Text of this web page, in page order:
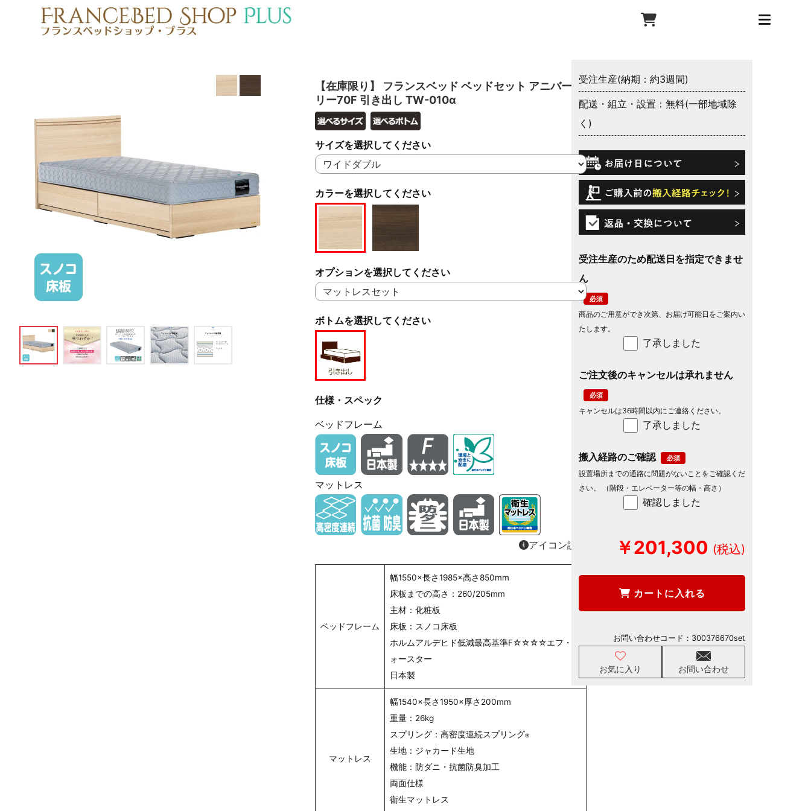
【在庫限り】 フランスベッド ベッドセット アニバーサ
リー70F 引き出し TW-010α
カラーを選択してください
サイズを選択してください
オプションを選択してください
ボトムを選択してください
仕様・スペック
ベッドフレーム
マットレス
アイコン説明
ベッドフレーム
幅1550×長さ1985×高さ850mm
床板までの高さ：260/205mm
主材：化粧板
床板：スノコ床板
ホルムアルデヒド低減最高基準F☆☆☆☆エフ・フ
ォースター
日本製
マットレス
幅1540×長さ1950×厚さ200mm
重量：26kg
スプリング：高密度連続スプリング®
生地：ジャカード生地
機能：防ダニ・抗菌防臭加工
両面仕様
衛生マットレス
受注生産(納期：約3週間)
配送・組立・設置：無料(一部地域除
く)
受注生産のため配送日を指定できませ
ん
了承しました
商品のご用意ができ次第、お届け可能日をご案内い
たします。
ご注文後のキャンセルは承れません
了承しました
キャンセルは36時間以内にご連絡ください。
搬入経路のご確認
確認しました
設置場所までの通路に問題がないことをご確認くだ
さい。 （階段・エレベーター等の幅・高さ）
￥201,300
カートに入れる
お気に入り お問い合わせ
お問い合わせコード： 300376670set